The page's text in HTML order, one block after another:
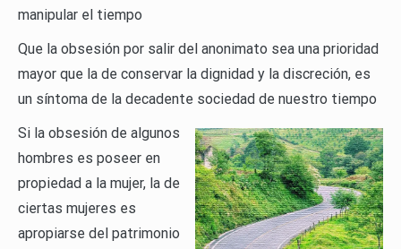
manipular el tiempo
Que la obsesión por salir del anonimato sea una prioridad
mayor que la de conservar la dignidad y la discreción, es
un síntoma de la decadente sociedad de nuestro tiempo
Si la obsesión de algunos
hombres es poseer en
propiedad a la mujer, la de
ciertas mujeres es
apropiarse del patrimonio